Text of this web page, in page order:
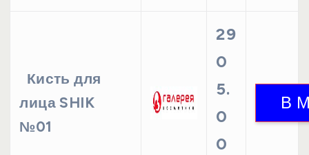
Кисть для
лица SHIK
№01
29
0
5.
0
0